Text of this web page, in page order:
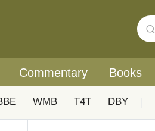
Commentary Books
WMB T4T DBY